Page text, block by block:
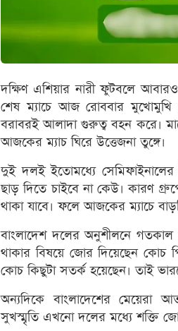
দক্ষিণ এশিয়ার নারী ফুটবলে আবারও
শেষ ম্যাচে আজ রোববার
বরাবরই আলাদা গুরুত্ব বহন করে।
আজকের ম্যাচ ঘিরে উত্তেজনা তুঙ্গে।
দুই দলই ইতোমধ্যে
ছাড় দিতে চাইবে না কেউ। কারণ
থাকা যাবে। ফলে আজকের ম্যাচে
বাংলাদেশ দলের অনুশীলনে
থাকার বিষয়ে জোর দিয়েছেন কোচ
কোচ কিছুটা সতর্ক হয়েছেন। তাই
অন্যদিকে বাংলাদেশের মেয়েরা
সুখস্মৃতি এখনো দলের মধ্যে শক্তি